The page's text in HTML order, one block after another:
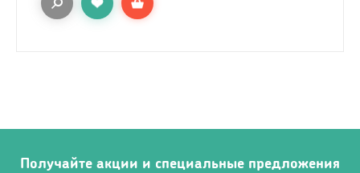
Получайте акции и специальные предложения